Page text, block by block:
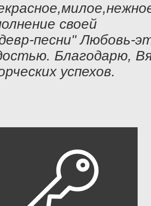
своей
песни" Любовь-
Благодарю,
успехов.